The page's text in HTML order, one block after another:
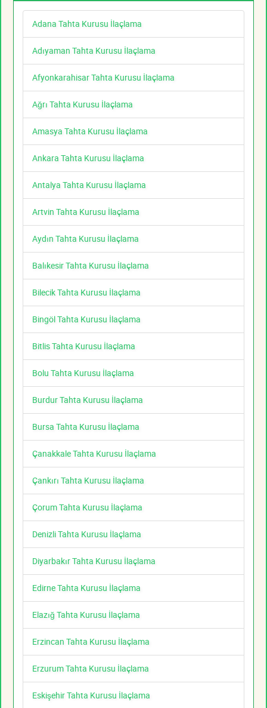
Adana Tahta Kurusu İlaçlama
Adıyaman Tahta Kurusu İlaçlama
Afyonkarahisar Tahta Kurusu İlaçlama
Ağrı Tahta Kurusu İlaçlama
Amasya Tahta Kurusu İlaçlama
Ankara Tahta Kurusu İlaçlama
Antalya Tahta Kurusu İlaçlama
Artvin Tahta Kurusu İlaçlama
Aydın Tahta Kurusu İlaçlama
Balıkesir Tahta Kurusu İlaçlama
Bilecik Tahta Kurusu İlaçlama
Bingöl Tahta Kurusu İlaçlama
Bitlis Tahta Kurusu İlaçlama
Bolu Tahta Kurusu İlaçlama
Burdur Tahta Kurusu İlaçlama
Bursa Tahta Kurusu İlaçlama
Çanakkale Tahta Kurusu İlaçlama
Çankırı Tahta Kurusu İlaçlama
Çorum Tahta Kurusu İlaçlama
Denizli Tahta Kurusu İlaçlama
Diyarbakır Tahta Kurusu İlaçlama
Edirne Tahta Kurusu İlaçlama
Elazığ Tahta Kurusu İlaçlama
Erzincan Tahta Kurusu İlaçlama
Erzurum Tahta Kurusu İlaçlama
Eskişehir Tahta Kurusu İlaçlama